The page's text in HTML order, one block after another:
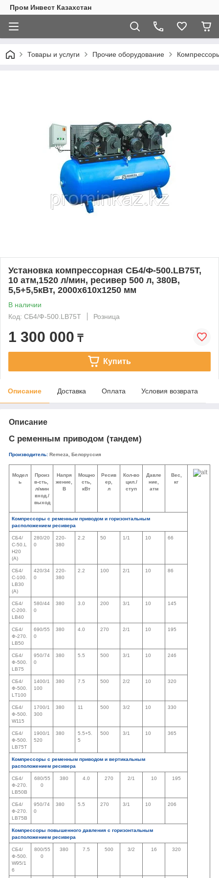
Пром Инвест Казахстан
Товары и услуги Прочие оборудование
Установка компрессорная СБ4/Ф-500.LB75Т,
10 атм,1520 л/мин, ресивер 500 л, 380В,
5,5+5,5кВт, 2000х610х1250 мм
В наличии
Код: СБ4/Ф-500.LB75Т
Розница
1 300 000 ₸
Купить
Описание Доставка Оплата Условия возврата
Описание
С ременным приводом (тандем)
Производитель: Remeza, Белоруссия
Модел
ь
Произ
в-сть,
л/мин
вход./
выход
Напря
жение,
В
Мощно
сть,
кВт
Ресив
ер,
л
Кол-во
цил./
ступ
Давле
ние,
атм
Вес,
кг
Компрессоры с ременным приводом и горизонтальным
расположением ресивера
СБ4/
С-50.L
H20
(А)
280/20
0
220-
380
2.2 50 1/1 10 66
СБ4/
С-100.
LВ30
(А)
420/34
0
220-
380
2.2 100 2/1 10 86
СБ4/
С-200.
LВ40
580/44
0
380 3.0 200 3/1 10 145
СБ4/
Ф-270.
LВ50
690/55
0
380 4.0 270 2/1 10 195
СБ4/
Ф-500.
LВ75
950/74
0
380 5.5 500 3/1 10 246
СБ4/
Ф-500.
LТ100
1400/1
100
380 7.5 500 2/2 10 320
СБ4/
Ф-500.
W115
1700/1
300
380 11 500 3/2 10 330
СБ4/
Ф-500.
LВ75Т
1900/1
520
380
5.5+5.
5
500 3/1 10 365
Компрессоры с ременным приводом и вертикальным
расположением ресивера
СБ4/
Ф-270.
LВ50В
680/55
0
380 4.0 270 2/1 10 195
СБ4/
Ф-270.
LВ75В
950/74
0
380 5.5 270 3/1 10 206
Компрессоры повышенного давления с горизонтальным
расположением ресивера
СБ4/
Ф-500.
W95/1
6
800/55
0
380 7.5 500 3/2 16 320